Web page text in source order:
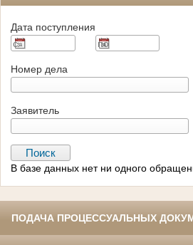
Дата поступления
Номер дела
Заявитель
В базе данных нет ни одного
ПОДАЧА ПРОЦЕССУАЛЬНЫХ